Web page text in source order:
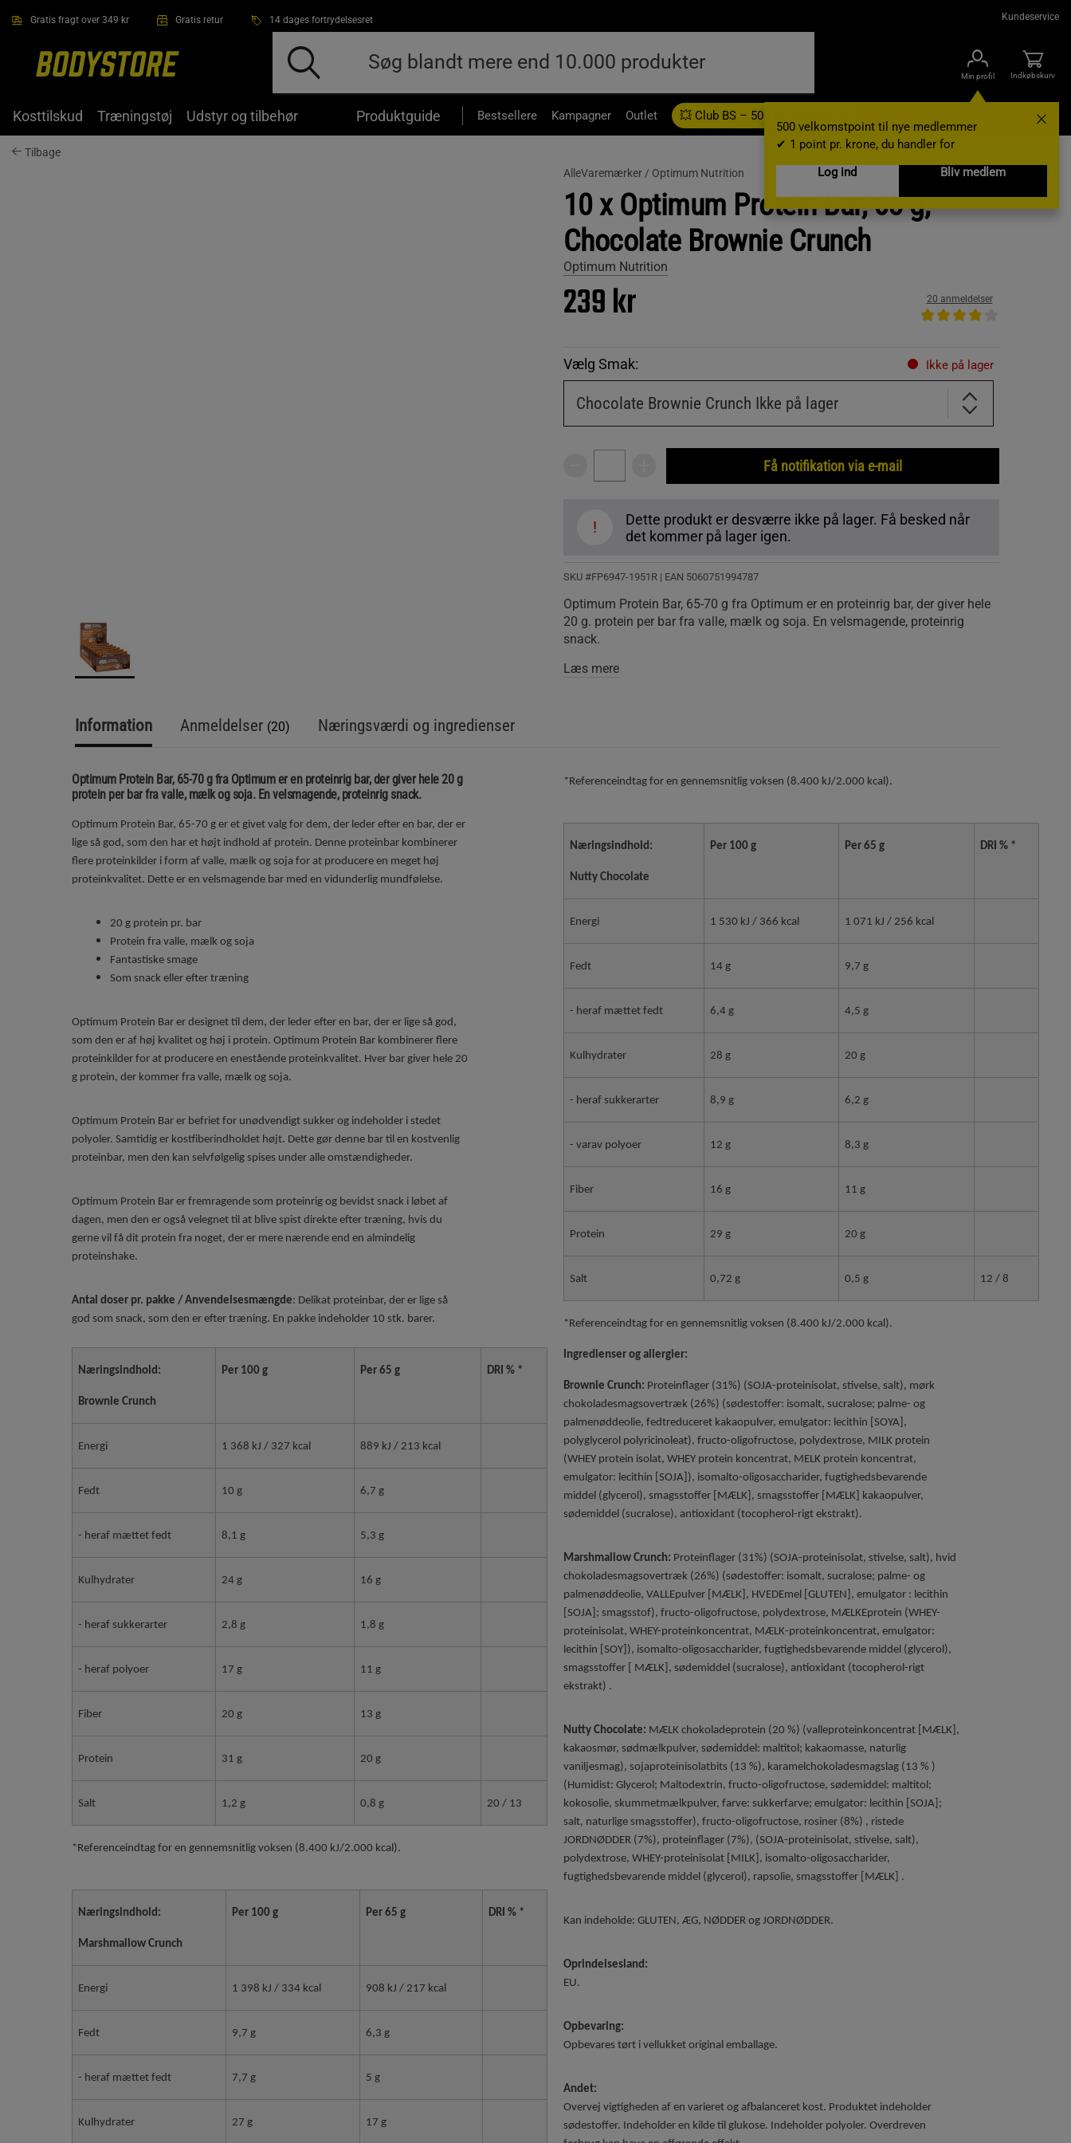
Gratis fragt over 349 kr Gratis retur 14 dages fortrydelsesret Kundeservice
Min profil
500 velkomstpoint til nye medlemmer
✔ 1 point pr. krone, du handler for
Log ind
Bliv medlem
Indkøbskurv
Kosttilskud Træningstøj Udstyr og tilbehør Produktguide Bestsellere Kampagner Outlet 💥 Club BS – 500 velkomstpoint Gavekort
Tilbage
AlleVaremærker / Optimum Nutrition
10 x Optimum Protein Bar, 65 g,
Chocolate Brownie Crunch
Optimum Nutrition
239 kr 20 anmeldelser
Vælg Smak: Ikke på lager
Chocolate Brownie Crunch Ikke på lager
Få notifikation via e-mail
!
Dette produkt er desværre ikke på lager. Få besked når
det kommer på lager igen.
SKU #FP6947-1951R | EAN 5060751994787
Optimum Protein Bar, 65-70 g fra Optimum er en proteinrig bar, der giver hele
20 g. protein per bar fra valle, mælk og soja. En velsmagende, proteinrig
snack.
Læs mere
Information Anmeldelser (20) Næringsværdi og ingredienser
Optimum Protein Bar, 65-70 g fra Optimum er en proteinrig bar, der giver hele 20 g
protein per bar fra valle, mælk og soja. En velsmagende, proteinrig snack.
Optimum Protein Bar, 65-70 g er et givet valg for dem, der leder efter en bar, der er
lige så god, som den har et højt indhold af protein. Denne proteinbar kombinerer
flere proteinkilder i form af valle, mælk og soja for at producere en meget høj
proteinkvalitet. Dette er en velsmagende bar med en vidunderlig mundfølelse.
20 g protein pr. bar
Protein fra valle, mælk og soja
Fantastiske smage
Som snack eller efter træning
Optimum Protein Bar er designet til dem, der leder efter en bar, der er lige så god,
som den er af høj kvalitet og høj i protein. Optimum Protein Bar kombinerer flere
proteinkilder for at producere en enestående proteinkvalitet. Hver bar giver hele 20
g protein, der kommer fra valle, mælk og soja.
Optimum Protein Bar er befriet for unødvendigt sukker og indeholder i stedet
polyoler. Samtidig er kostfiberindholdet højt. Dette gør denne bar til en kostvenlig
proteinbar, men den kan selvfølgelig spises under alle omstændigheder.
Optimum Protein Bar er fremragende som proteinrig og bevidst snack i løbet af
dagen, men den er også velegnet til at blive spist direkte efter træning, hvis du
gerne vil få dit protein fra noget, der er mere nærende end en almindelig
proteinshake.
Antal doser pr. pakke / Anvendelsesmængde: Delikat proteinbar, der er lige så
god som snack, som den er efter træning. En pakke indeholder 10 stk. barer.
Næringsindhold:
Brownie Crunch
Per 100 g Per 65 g DRI % *
Energi 1 368 kJ / 327 kcal 889 kJ / 213 kcal
Fedt 10 g 6,7 g
- heraf mættet fedt 8,1 g 5,3 g
Kulhydrater 24 g 16 g
- heraf sukkerarter 2,8 g 1,8 g
- heraf polyoer 17 g 11 g
Fiber 20 g 13 g
Protein 31 g 20 g
Salt 1,2 g 0,8 g 20 / 13
*Referenceindtag for en gennemsnitlig voksen (8.400 kJ/2.000 kcal).
Næringsindhold:
Marshmallow Crunch
Per 100 g Per 65 g DRI % *
Energi 1 398 kJ / 334 kcal 908 kJ / 217 kcal
Fedt 9,7 g 6,3 g
- heraf mættet fedt 7,7 g 5 g
Kulhydrater 27 g 17 g
*Referenceindtag for en gennemsnitlig voksen (8.400 kJ/2.000 kcal).
Næringsindhold:
Nutty Chocolate
Per 100 g Per 65 g DRI % *
Energi 1 530 kJ / 366 kcal 1 071 kJ / 256 kcal
Fedt 14 g 9,7 g
- heraf mættet fedt 6,4 g 4,5 g
Kulhydrater 28 g 20 g
- heraf sukkerarter 8,9 g 6,2 g
- varav polyoer 12 g 8,3 g
Fiber 16 g 11 g
Protein 29 g 20 g
Salt 0,72 g 0,5 g 12 / 8
*Referenceindtag for en gennemsnitlig voksen (8.400 kJ/2.000 kcal).
Ingredienser og allergier:
Brownie Crunch: Proteinflager (31%) (SOJA-proteinisolat, stivelse, salt), mørk
chokoladesmagsovertræk (26%) (sødestoffer: isomalt, sucralose; palme- og
palmenøddeolie, fedtreduceret kakaopulver, emulgator: lecithin [SOYA],
polyglycerol polyricinoleat), fructo-oligofructose, polydextrose, MILK protein
(WHEY protein isolat, WHEY protein koncentrat, MELK protein koncentrat,
emulgator: lecithin [SOJA]), isomalto-oligosaccharider, fugtighedsbevarende
middel (glycerol), smagsstoffer [MÆLK], smagsstoffer [MÆLK] kakaopulver,
sødemiddel (sucralose), antioxidant (tocopherol-rigt ekstrakt).
Marshmallow Crunch: Proteinflager (31%) (SOJA-proteinisolat, stivelse, salt), hvid
chokoladesmagsovertræk (26%) (sødestoffer: isomalt, sucralose; palme- og
palmenøddeolie, VALLEpulver [MÆLK], HVEDEmel [GLUTEN], emulgator : lecithin
[SOJA]; smagsstof), fructo-oligofructose, polydextrose, MÆLKEprotein (WHEY-
proteinisolat, WHEY-proteinkoncentrat, MÆLK-proteinkoncentrat, emulgator:
lecithin [SOY]), isomalto-oligosaccharider, fugtighedsbevarende middel (glycerol),
smagsstoffer [ MÆLK], sødemiddel (sucralose), antioxidant (tocopherol-rigt
ekstrakt) .
Nutty Chocolate: MÆLK chokoladeprotein (20 %) (valleproteinkoncentrat [MÆLK],
kakaosmør, sødmælkpulver, sødemiddel: maltitol; kakaomasse, naturlig
vaniljesmag), sojaproteinisolatbits (13 %), karamelchokoladesmagslag (13 % )
(Humidist: Glycerol; Maltodextrin, fructo-oligofructose, sødemiddel: maltitol;
kokosolie, skummetmælkpulver, farve: sukkerfarve; emulgator: lecithin [SOJA];
salt, naturlige smagsstoffer), fructo-oligofructose, rosiner (8%) , ristede
JORDNØDDER (7%), proteinflager (7%), (SOJA-proteinisolat, stivelse, salt),
polydextrose, WHEY-proteinisolat [MILK], isomalto-oligosaccharider,
fugtighedsbevarende middel (glycerol), rapsolie, smagsstoffer [MÆLK] .
Kan indeholde: GLUTEN, ÆG, NØDDER og JORDNØDDER.
Oprindelsesland:
EU.
Opbevaring:
Opbevares tørt i vellukket original emballage.
Andet:
Overvej vigtigheden af ​​en varieret og afbalanceret kost. Produktet indeholder
sødestoffer. Indeholder en kilde til glukose. Indeholder polyoler. Overdreven